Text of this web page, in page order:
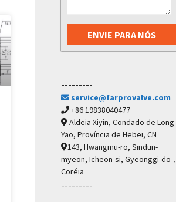
---------
service@farprovalve.com
+86 19838040477
Aldeia Xiyin, Condado de Long
Yao, Província de Hebei, CN
143, Hwangmu-ro, Sindun-
myeon, Icheon-si, Gyeonggi-do，
Coréia
---------